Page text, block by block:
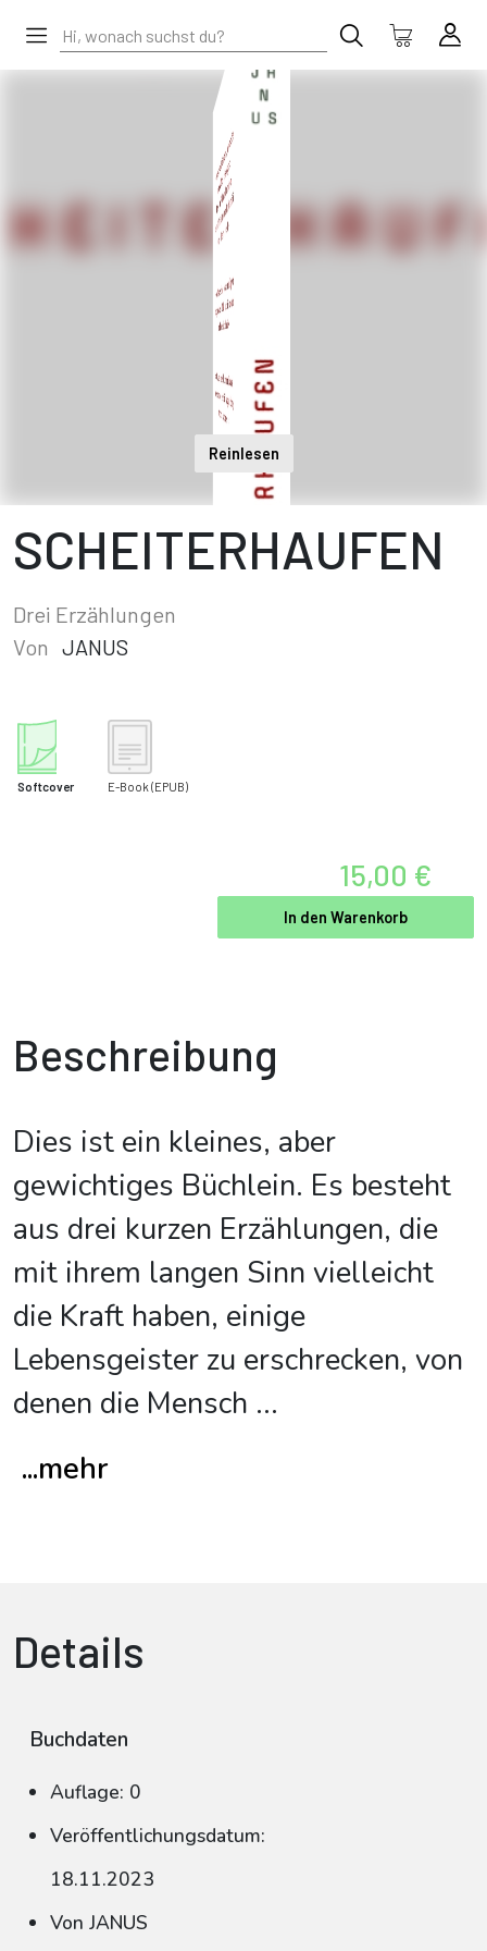
Reinlesen
SCHEITERHAUFEN
Drei Erzählungen
Von JANUS
Softcover E-Book (EPUB)
15,00 €
In den Warenkorb
Beschreibung
Dies ist ein kleines, aber
gewichtiges Büchlein. Es besteht
aus drei kurzen Erzählungen, die
mit ihrem langen Sinn vielleicht
die Kraft haben, einige
Lebensgeister zu erschrecken, von
denen die Mensch ...
...mehr
Details
Buchdaten
Auflage: 0
Veröffentlichungsdatum:
18.11.2023
Von JANUS